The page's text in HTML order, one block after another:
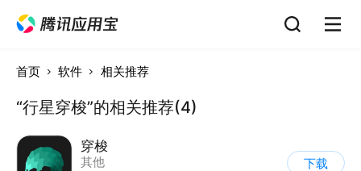
首页 软件 相关推荐
“行星穿梭”的相关推荐(4)
穿梭
其他
下载